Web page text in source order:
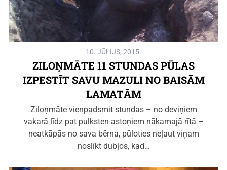
10. JŪLIJS, 2015.
ZILOŅMĀTE 11 STUNDAS PŪLAS
IZPESTĪT SAVU MAZULI NO BAISĀM
LAMATĀM
Ziloņmāte vienpadsmit stundas – no deviņiem
vakarā līdz pat pulksten astoņiem nākamajā rītā –
neatkāpās no sava bērna, pūloties neļaut viņam
noslīkt dubļos, kad…